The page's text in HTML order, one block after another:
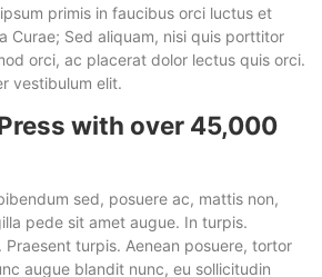
primis in faucibus orci luctus et
Curae; Sed aliquam, nisi quis porttitor
orci, ac placerat dolor lectus quis orci.
vestibulum elit.
with over 45,000
sed, posuere ac, mattis non,
pede sit amet augue. In turpis.
Praesent turpis. Aenean posuere, tortor
augue blandit nunc, eu sollicitudin